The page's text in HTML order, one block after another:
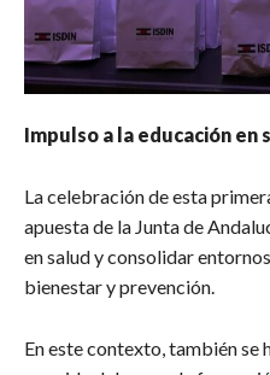
Impulso a la educación en
La celebración de esta
apuesta de la Junta de
en salud y consolidar
bienestar y prevención.
En este contexto, también se